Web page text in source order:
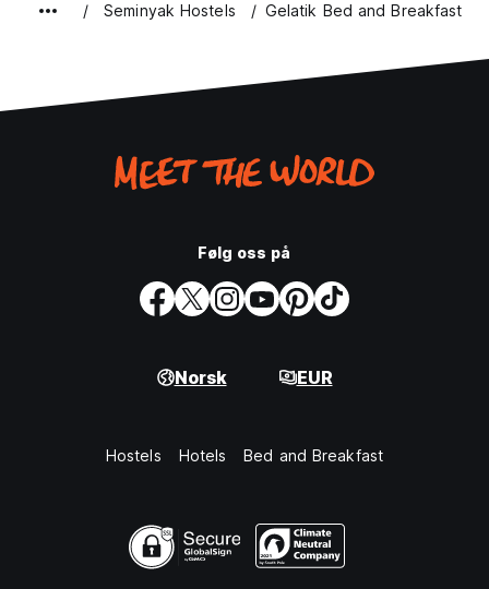
Seminyak Hostels Gelatik Bed and Breakfast
Følg oss på
Norsk EUR
Hostels Hotels Bed and Breakfast